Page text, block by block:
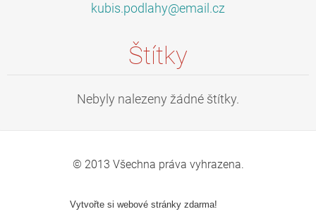
kubis.podlahy@email.cz
Štítky
Nebyly nalezeny žádné štítky.
© 2013 Všechna práva vyhrazena.
Vytvořte si webové stránky zdarma!